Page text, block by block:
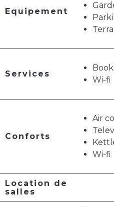
Equipement
Services
Wi-fi
Conforts
Air
Wi-fi
Location de
salles